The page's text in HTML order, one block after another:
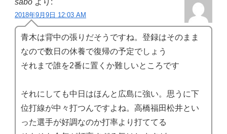
sabo より:
2018年9月9日 12:03 AM
青木は背中の張りだそうですね。登録はそのまま
なので数日の休養で復帰の予定でしょう
それまで誰を2番に置くか難しいところです
それにしても中日はほんと広島に強い。思うに下
位打線が中々打つんですよね。高橋福田松井とい
った選手が好調なのか打率より打ててる